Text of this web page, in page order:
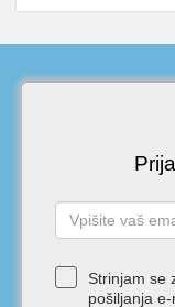
Strinjam se
pošiljanja